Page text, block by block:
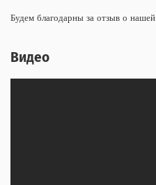
Будем благодарны за отзыв о
Видео